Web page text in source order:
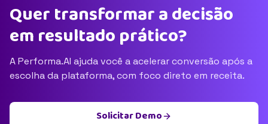
Quer transformar a decisão
em resultado prático?
A Performa.AI ajuda você a acelerar conversão após a
escolha da plataforma, com foco direto em receita.
Solicitar Demo